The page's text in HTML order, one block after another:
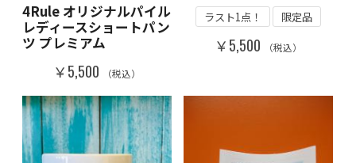
4Rule オリジナルパイル
レディースショートパン
ツ プレミアム
￥5,500 （税込）
ラスト1点！ 限定品
￥5,500 （税込）